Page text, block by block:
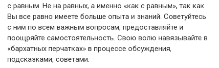
с равным. Не на равных, а именно «как с равным», так как
Вы все равно имеете больше опыта и знаний. Советуйтесь
с ним по всем важным вопросам, предоставляйте и
поощряйте самостоятельность. Свою волю навязывайте в
«бархатных перчатках» в процессе обсуждения,
подсказками, советами.